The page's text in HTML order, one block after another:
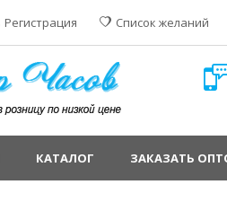
Регистрация Список желаний
КАТАЛОГ ЗАКАЗАТЬ